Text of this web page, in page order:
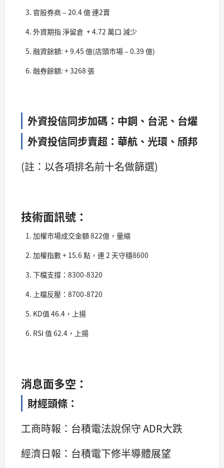
官股券商 – 20.4 億 連2賣
外資期指 淨留倉 + 4.72 萬口 減少
融資餘額: + 9.45 億(店頭市場 – 0.39 億)
融券餘額: + 3268 張
外資投信同步加碼：中鋼、台泥、台燿
外資投信同步賣超：華航、光環、頎邦
(註：以各項排名前十名做篩選)
技術面訊號：
加權市場成交金額 822億，量縮
加權指數 + 15.6 點，連 2 天守穩8600
下檔支撐：8300-8320
上檔反壓：8700-8720
KD值 46.4，上揚
RSI 值 62.4，上揚
消息面多空：
財經頭條：
工商時報：台積電法說保守 ADR大跌
經濟日報：台積電下修半導體展望